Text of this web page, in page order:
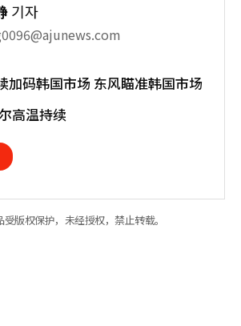
기자
加码韩国市场 东风瞄准韩国市场
高温持续
受版权保护，未经授权，禁止转载。